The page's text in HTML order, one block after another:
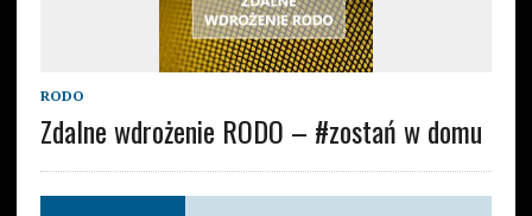
RODO
Zdalne wdrożenie RODO – #zostań w domu